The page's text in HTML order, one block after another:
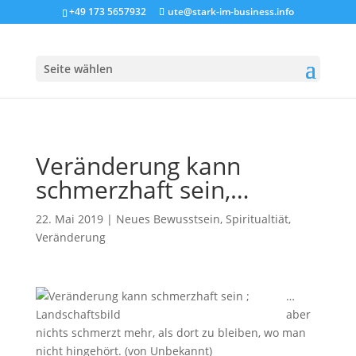
+49 173 5657932 ute@stark-im-business.info
Seite wählen
Veränderung kann
schmerzhaft sein,…
22. Mai 2019| Neues Bewusstsein, Spiritualtiät,
Veränderung
…
aber
nichts schmerzt mehr, als dort zu bleiben, wo man
nicht hingehört. (von Unbekannt)